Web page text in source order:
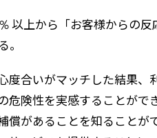
以上から「お客様からの
。
合いがマッチした結果、
険性を実感することがで
があることを知ることが